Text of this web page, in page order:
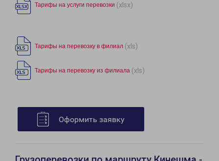
Тарифы на услуги перевозки (xlsx)
Тарифы на перевозку в филиал (xls)
Тарифы на перевозку из филиала (xls)
Оформить заявку